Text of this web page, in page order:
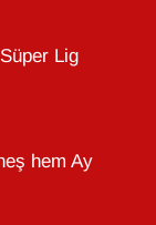
Lig
hem Ay